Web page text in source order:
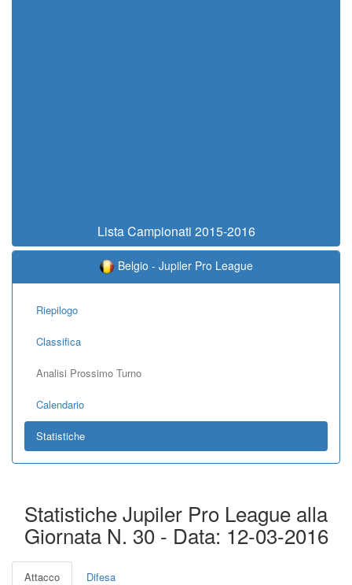
Lista Campionati 2015-2016
Belgio - Jupiler Pro League
Riepilogo
Classifica
Analisi Prossimo Turno
Calendario
Statistiche
Statistiche Jupiler Pro League alla
Giornata N. 30 - Data: 12-03-2016
Attacco
Difesa